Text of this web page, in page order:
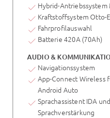
Hybrid-Antriebssystem
Kraftstoffsystem Otto-
Fahrprofilauswahl
Batterie 420A (70Ah)
AUDIO &
Navigationssystem
App-Connect Wireless
Android Auto
Sprachassistent IDA
Sprachverstärkung